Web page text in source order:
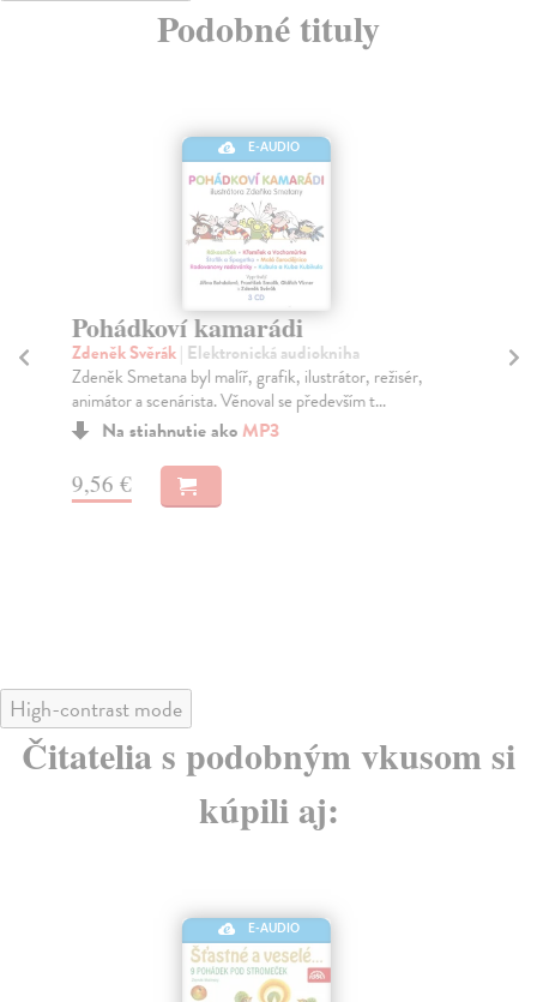
Podobné tituly
E-AUDIO
Pohádkoví kamarádi
Zdeněk Svěrák| Elektronická audiokniha
Zdeněk Smetana byl malíř, grafik, ilustrátor, režisér,
animátor a scenárista. Věnoval se především t...
Na stiahnutie akoMP3
9,56 €
High-contrast mode
Čitatelia s podobným vkusom si
kúpili aj:
E-AUDIO